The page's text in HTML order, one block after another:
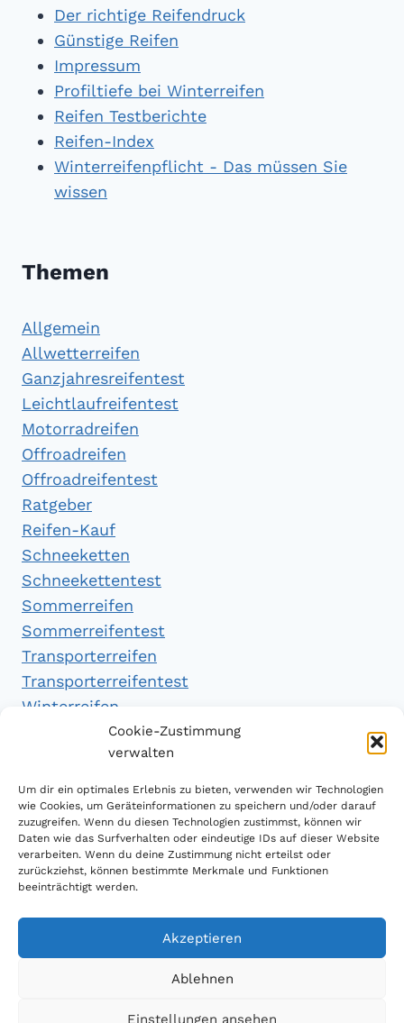
Cookie-Zustimmung
verwalten
Um dir ein optimales Erlebnis zu bieten, verwenden wir Technologien
wie Cookies, um Geräteinformationen zu speichern und/oder darauf
zuzugreifen. Wenn du diesen Technologien zustimmst, können wir
Daten wie das Surfverhalten oder eindeutige IDs auf dieser Website
verarbeiten. Wenn du deine Zustimmung nicht erteilst oder
zurückziehst, können bestimmte Merkmale und Funktionen
beeinträchtigt werden.
Akzeptieren
Ablehnen
Einstellungen ansehen
Der richtige Reifendruck
Günstige Reifen
Impressum
Profiltiefe bei Winterreifen
Reifen Testberichte
Reifen-Index
Winterreifenpflicht - Das müssen Sie
wissen
Themen
Allgemein
Allwetterreifen
Ganzjahresreifentest
Leichtlaufreifentest
Motorradreifen
Offroadreifen
Offroadreifentest
Ratgeber
Reifen-Kauf
Schneeketten
Schneekettentest
Sommerreifen
Sommerreifentest
Transporterreifen
Transporterreifentest
Winterreifen
Winterreifentest
Empfehlungen
Handytarifvergleich
Luftsport Magazin